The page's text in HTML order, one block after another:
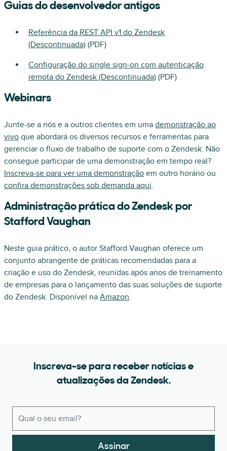
Guias do desenvolvedor antigos
Referência da REST API v1 do Zendesk
(Descontinuada) (PDF)
Configuração do single sign-on com autenticação
remota do Zendesk (Descontinuada) (PDF)
Webinars
Junte-se a nós e a outros clientes em uma demonstração ao
vivo que abordará os diversos recursos e ferramentas para
gerenciar o fluxo de trabalho de suporte com o Zendesk. Não
consegue participar de uma demonstração em tempo real?
Inscreva-se para ver uma demonstração em outro horário ou
confira demonstrações sob demanda aqui.
Administração prática do Zendesk por
Stafford Vaughan
Neste guia prático, o autor Stafford Vaughan oferece um
conjunto abrangente de práticas recomendadas para a
criação e uso do Zendesk, reunidas após anos de treinamento
de empresas para o lançamento das suas soluções de suporte
do Zendesk. Disponível na Amazon.
Inscreva-se para receber notícias e
atualizações da Zendesk.
Assinar